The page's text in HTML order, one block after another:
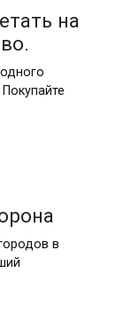
на
в